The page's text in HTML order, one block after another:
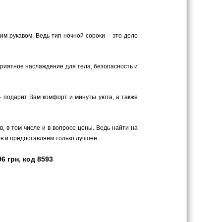
рукавом. Ведь тип ночной сороки – это дело
наслаждение для тела, безопасность и
подарит Вам комфорт и минуты уюта, а также
в том числе и в вопросе цены. Ведь найти на
и предоставляем только лучшее.
грн, код 8593